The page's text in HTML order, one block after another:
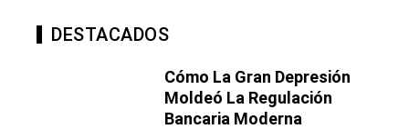
DESTACADOS
Cómo La Gran Depresión
Moldeó La Regulación
Bancaria Moderna